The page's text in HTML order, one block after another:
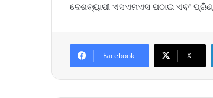
ଦେଶବ୍ୟାପୀ ଏସଏମଏସ ପଠାଇ ଏବଂ
Facebook X